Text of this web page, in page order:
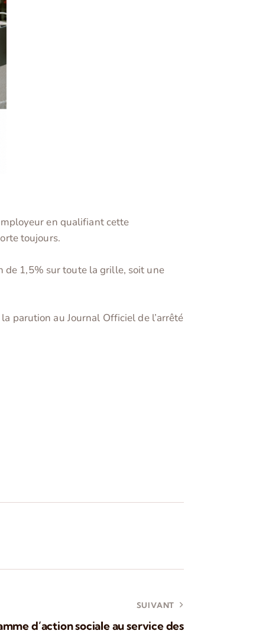
en qualifiant cette
toujours.
de 1,5% sur toute la grille, soit une
parution au Journal Officiel de l’arrêté
SUIVANT
d’action sociale au service des